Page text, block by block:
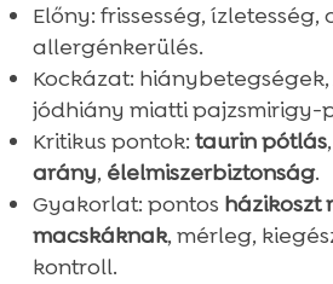
Előny: frissesség, ízletesség,
allergénkerülés.
Kockázat:
jódhiány miatti pajzsmirigy-
Kritikus pontok: taurin pótlás,
arány, élelmiszerbiztonság.
Gyakorlat: pontos házikoszt
macskáknak, mérleg,
kontroll.